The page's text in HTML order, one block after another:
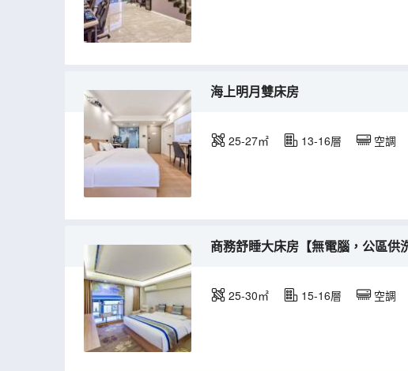
海上明月雙床房
25-27㎡ 13-16層 空調
商務舒睡大床房【無電腦，公區供
25-30㎡ 15-16層 空調